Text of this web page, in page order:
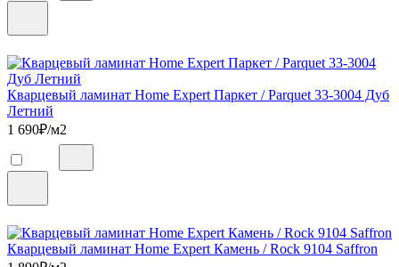
Кварцевый ламинат Home Expert Паркет / Parquet 33-3004 Дуб
Летний
1 690₽/м2
Кварцевый ламинат Home Expert Камень / Rock 9104 Saffron